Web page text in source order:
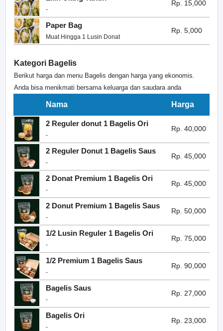
-
Rp. 15,000
Paper Bag
Muat Hingga 1 Lusin Donat
Rp. 5,000
Kategori Bagelis
Berikut harga dan menu Bagelis dengan harga yang ekonomis.
Anda bisa menikmati bersama keluarga dan saudara anda
Nama Harga
2 Reguler donut 1 Bagelis Ori
-
Rp. 40,000
2 Reguler Donut 1 Bagelis Saus
-
Rp. 45,000
2 Donat Premium 1 Bagelis Ori
-
Rp. 45,000
2 Donut Premium 1 Bagelis Saus
-
Rp. 50,000
1/2 Lusin Reguler 1 Bagelis Ori
-
Rp. 75,000
1/2 Premium 1 Bagelis Saus
-
Rp. 90,000
Bagelis Saus
-
Rp. 27,000
Bagelis Ori
-
Rp. 23,000